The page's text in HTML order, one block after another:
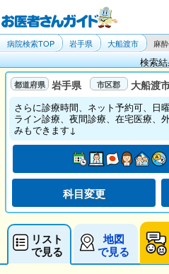
病院検索TOP 岩手県 大船渡市 麻
検索
岩手県 大船渡
さらに診療時間、ネット予約可、日
ライン診療、夜間診療、在宅医療、
みもできます↓
科目変更
リスト
で見る
地図
で見る